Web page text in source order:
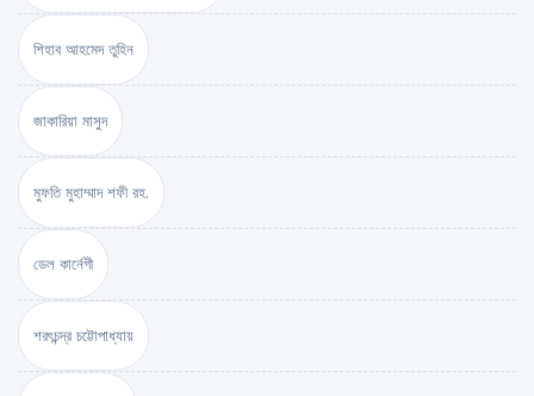
শিহাব আহমেদ তুহিন
জাকারিয়া মাসুদ
মুফতি মুহাম্মাদ শফী রহ.
ডেল কার্নেগী
শরৎচন্দ্র চট্টোপাধ্যায়